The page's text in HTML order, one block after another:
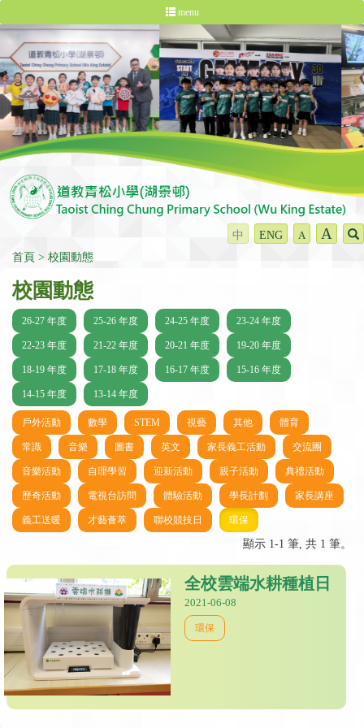
menu
中 ENG A A
首頁 校園動態
校園動態
26-27 年度 25-26 年度 24-25 年度 23-24 年度
22-23 年度 21-22 年度 20-21 年度 19-20 年度
18-19 年度 17-18 年度 16-17 年度 15-16 年度
14-15 年度 13-14 年度
戶外活動 數學 STEM 視藝 其他 體育
常識 音樂 圖書 英文 家長義工活動 交流團
音樂活動 自理學習 迎新活動 親子活動 典禮活動
歷奇活動 電視台訪問 體驗活動 學長計劃 家長講座
義工送暖 才藝薈萃 聯校競技日 環保
顯示 1-1 筆, 共 1 筆。
全校雲端水耕種植日
2021-06-08
環保